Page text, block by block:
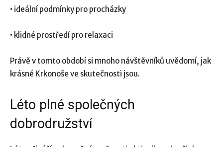
• ideální podmínky pro procházky
• klidné prostředí pro relaxaci
Právě v tomto období si mnoho návštěvníků uvědomí, jak
krásné Krkonoše ve skutečnosti jsou.
Léto plné společných
dobrodružství